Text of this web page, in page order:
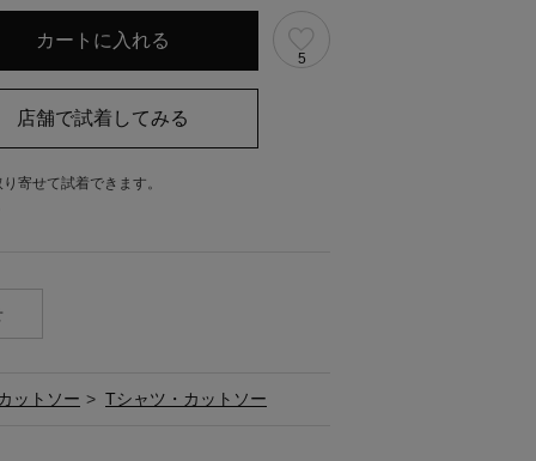
5
寄せて試着できます。
ットソー > Tシャツ・カットソー